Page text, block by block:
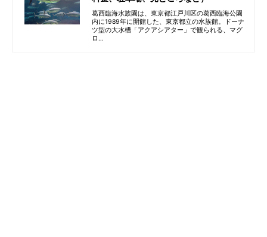
葛西臨海水族園は、東京都江戸川区の葛西臨海公園
内に1989年に開館した、東京都立の水族館。ドーナ
ツ型の大水槽「アクアシアター」で観られる、マグ
ロ…